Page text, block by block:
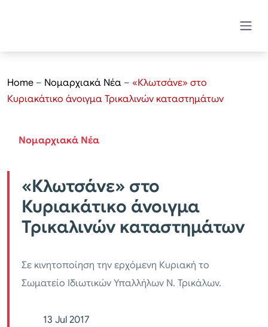
Home – Νομαρχιακά Νέα – «Κλωτσάνε» στο
Κυριακάτικο άνοιγμα Τρικαλινών καταστημάτων
Νομαρχιακά Νέα
«Κλωτσάνε» στο
Κυριακάτικο άνοιγμα
Τρικαλινών καταστημάτων
Σε κινητοποίηση την ερχόμενη Κυριακή το
Σωματείο Ιδιωτικών Υπαλλήλων Ν. Τρικάλων.
13 Jul 2017